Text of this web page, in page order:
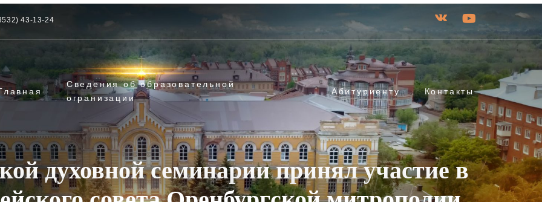
43-13-24
Сведения об образовательной
огранизации
Абитуриенту Контакты
духовной семинарии принял участие в